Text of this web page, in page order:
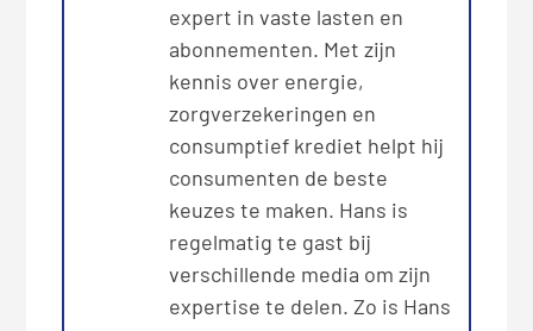
expert in vaste lasten en
abonnementen. Met zijn
kennis over energie,
zorgverzekeringen en
consumptief krediet helpt hij
consumenten de beste
keuzes te maken. Hans is
regelmatig te gast bij
verschillende media om zijn
expertise te delen. Zo is Hans